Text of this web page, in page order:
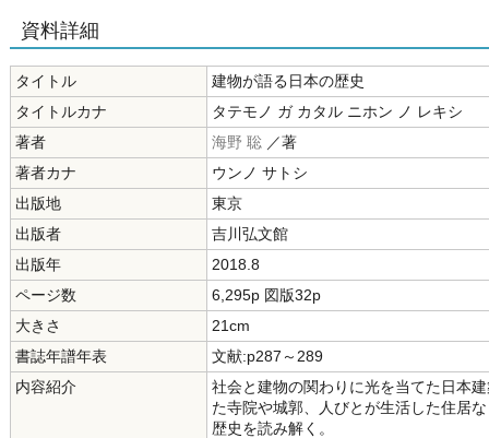
資料詳細
タイトル
建物が語る日本の歴史
タイトルカナ
タテモノ ガ カタル ニホン ノ レキシ
著者
海野 聡 ／著
著者カナ
ウンノ サトシ
出版地
東京
出版者
吉川弘文館
出版年
2018.8
ページ数
6,295p 図版32p
大きさ
21cm
書誌年譜年表
文献:p287～289
内容紹介
社会と建物の関わりに光を当てた日本
た寺院や城郭、人びとが生活した住居
歴史を読み解く。